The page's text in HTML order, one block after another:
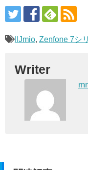
IIJmio, Zenfone 7シ
Writer